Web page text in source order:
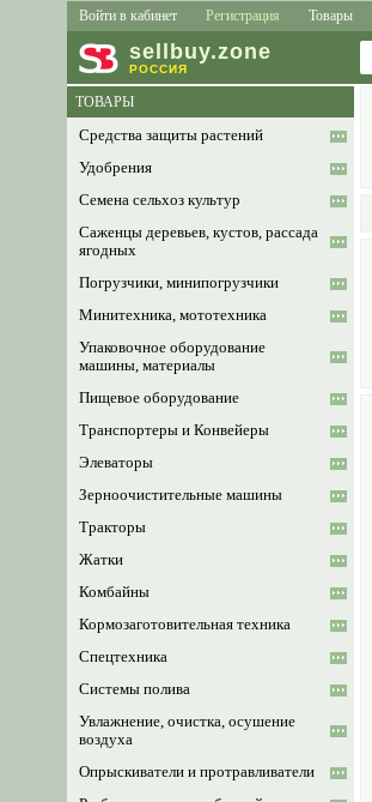
Войти в кабинет Регистрация Товары
sell buy.zone
РОССИЯ
ТОВАРЫ
Средства защиты растений
Удобрения
Семена сельхоз культур
Саженцы деревьев, кустов, рассада
ягодных
Погрузчики, минипогрузчики
Минитехника, мототехника
Упаковочное оборудование
машины, материалы
Пищевое оборудование
Транспортеры и Конвейеры
Элеваторы
Зерноочистительные машины
Тракторы
Жатки
Комбайны
Кормозаготовительная техника
Спецтехника
Системы полива
Увлажнение, очистка, осушение
воздуха
Опрыскиватели и протравливатели